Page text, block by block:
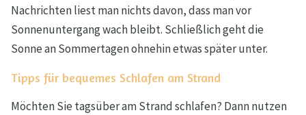
Nachrichten liest man nichts davon, dass man vor
Sonnenuntergang wach bleibt. Schließlich geht die
Sonne an Sommertagen ohnehin etwas später unter.
Tipps für bequemes Schlafen am Strand
Möchten Sie tagsüber am Strand schlafen? Dann nutzen